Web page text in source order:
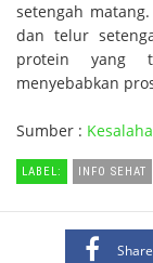
setengah
dan telur
protein yang
menyebabkan
Sumber :
LABEL: INFO SEHAT